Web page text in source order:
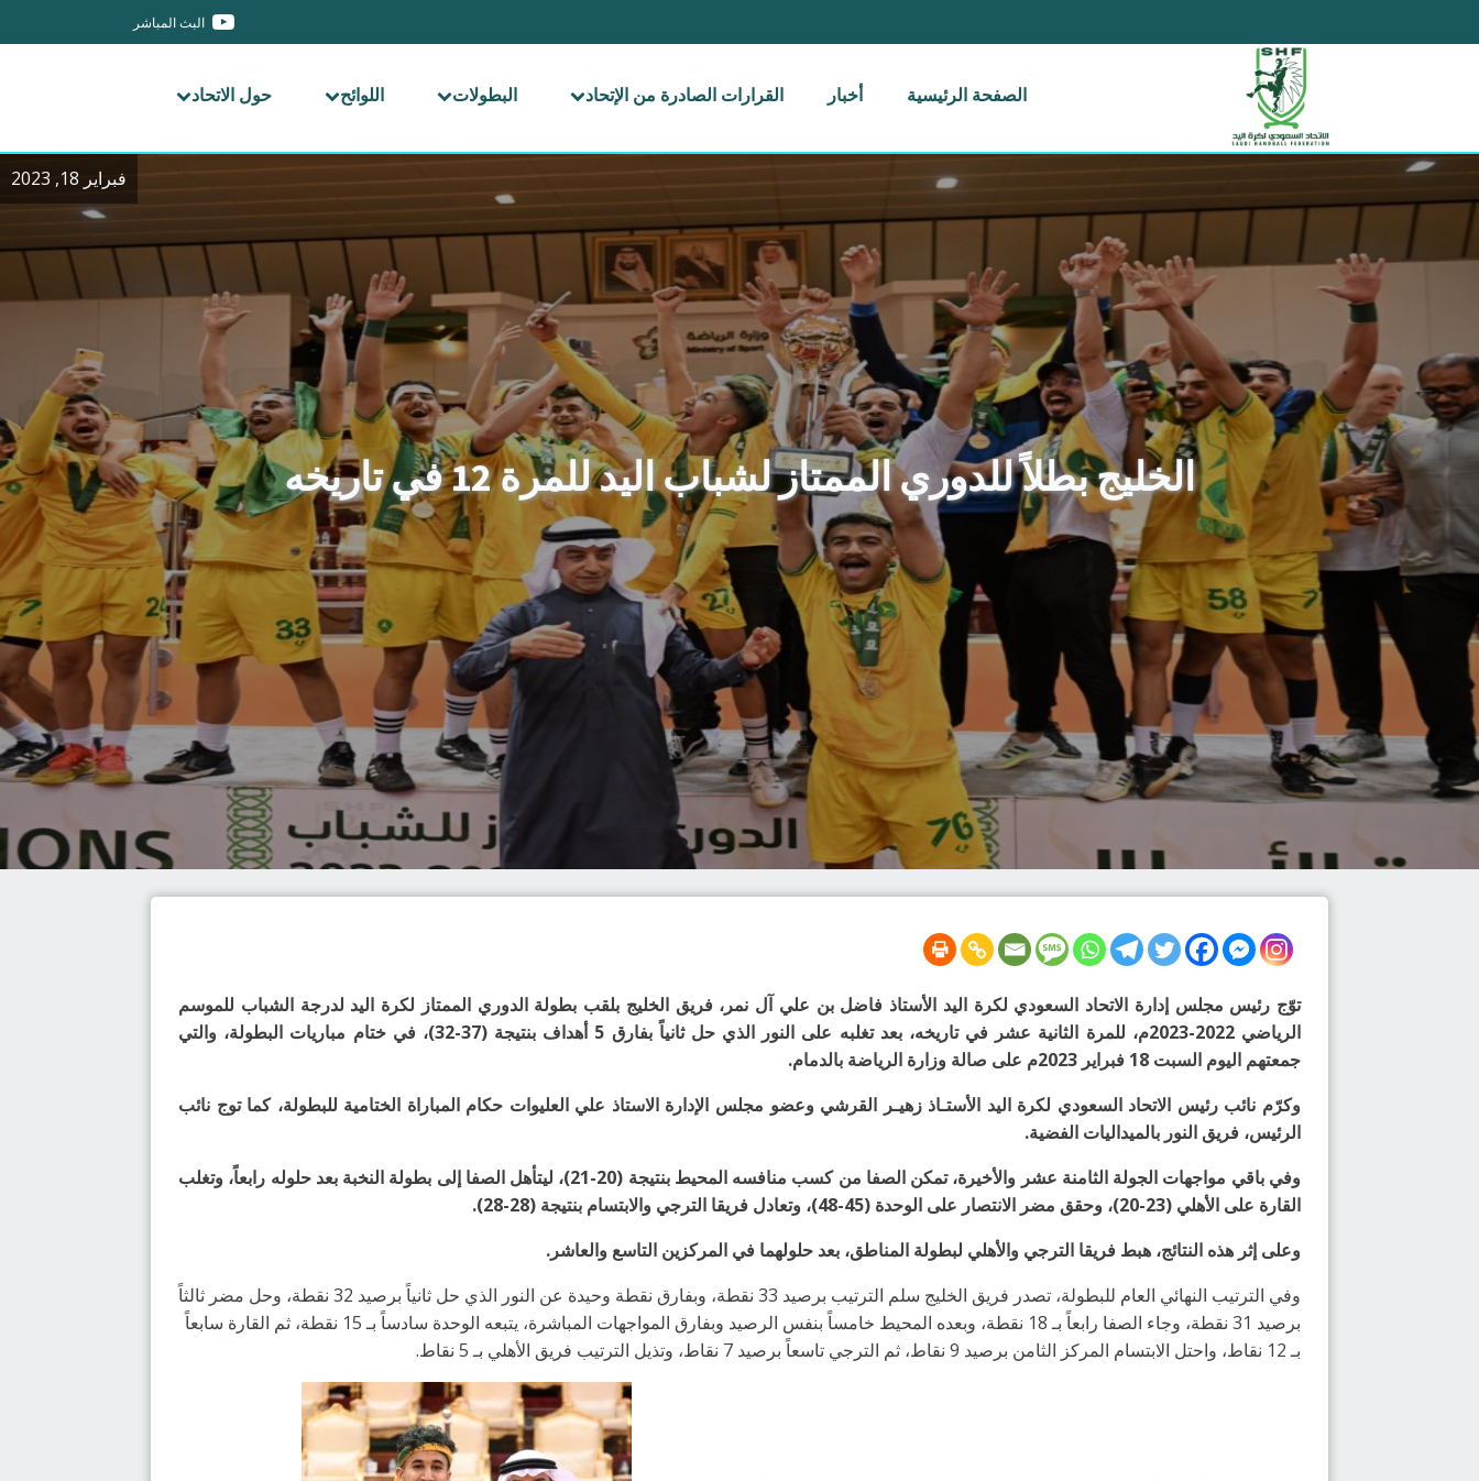
البث المباشر
الصفحة الرئيسية أخبار القرارات الصادرة من الإتحاد البطولات اللوائح حول الاتحاد
فبراير 18, 2023
الخليج بطلاً للدوري الممتاز لشباب اليد للمرة 12 في تاريخه
توّج رئيس مجلس إدارة الاتحاد السعودي لكرة اليد الأستاذ فاضل بن علي آل نمر، فريق الخليج بلقب بطولة الدوري الممتاز لكرة اليد لدرجة الشباب للموسم
الرياضي 2022-2023م، للمرة الثانية عشر في تاريخه، بعد تغلبه على النور الذي حل ثانياً بفارق 5 أهداف بنتيجة (37-32)، في ختام مباريات البطولة، والتي
جمعتهم اليوم السبت 18 فبراير 2023م على صالة وزارة الرياضة بالدمام.
وكرّم نائب رئيس ⁦‬⁩الاتحاد السعودي لكرة اليد الأستـاذ زهيـر القرشي وعضو مجلس الإدارة الاستاذ علي العليوات حكام المباراة الختامية للبطولة، كما توج نائب
الرئيس، فريق النور بالميداليات الفضية.
وفي باقي مواجهات الجولة الثامنة عشر والأخيرة، تمكن الصفا من كسب منافسه المحيط بنتيجة (20-21)، ليتأهل الصفا إلى بطولة النخبة بعد حلوله رابعاً، وتغلب
القارة على الأهلي (23-20)، وحقق مضر الانتصار على الوحدة (45-48)، وتعادل فريقا الترجي والابتسام بنتيجة (28-28).
وعلى إثر هذه النتائج، هبط فريقا الترجي والأهلي لبطولة المناطق، بعد حلولهما في المركزين التاسع والعاشر.
وفي الترتيب النهائي العام للبطولة، تصدر فريق الخليج سلم الترتيب برصيد 33 نقطة، وبفارق نقطة وحيدة عن النور الذي حل ثانياً برصيد 32 نقطة، وحل مضر ثالثاً
برصيد 31 نقطة، وجاء الصفا رابعاً بـ 18 نقطة، وبعده المحيط خامساً بنفس الرصيد وبفارق المواجهات المباشرة، يتبعه الوحدة سادساً بـ 15 نقطة، ثم القارة سابعاً
بـ 12 نقاط، واحتل الابتسام المركز الثامن برصيد 9 نقاط، ثم الترجي تاسعاً برصيد 7 نقاط، وتذيل الترتيب فريق الأهلي بـ 5 نقاط.